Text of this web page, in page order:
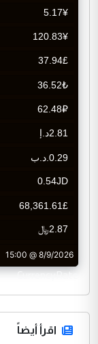
CurrencyRate
اقرأ أيضاً